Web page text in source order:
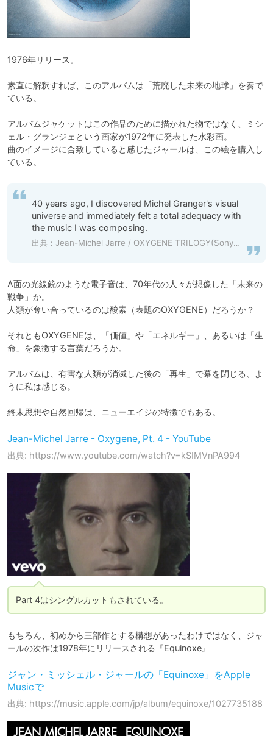
1976年リリース。
素直に解釈すれば、このアルバムは「荒廃した未来の地球」を奏で
ている。
アルバムジャケットはこの作品のために描かれた物ではなく、ミシ
ェル・グランジェという画家が1972年に発表した水彩画。
曲のイメージに合致していると感じたジャールは、この絵を購入し
ている。
40 years ago, I discovered Michel Granger's visual
universe and immediately felt a total adequacy with
the music I was composing.
出典：Jean-Michel Jarre / OXYGENE TRILOGY(Sony Music)ライナーノーツより
A面の光線銃のような電子音は、70年代の人々が想像した「未来の
戦争」か。
人類が奪い合っているのは酸素（表題のOXYGENE）だろうか？
それともOXYGENEは、「価値」や「エネルギー」、あるいは「生
命」を象徴する言葉だろうか。
アルバムは、有害な人類が消滅した後の「再生」で幕を閉じる、よ
うに私は感じる。
終末思想や自然回帰は、ニューエイジの特徴でもある。
Jean-Michel Jarre - Oxygene, Pt. 4 - YouTube
出典: https://www.youtube.com/watch?v=kSIMVnPA994
Part 4はシングルカットもされている。
もちろん、初めから三部作とする構想があったわけではなく、ジャ
ールの次作は1978年にリリースされる『Equinoxe』
‎ジャン・ミッシェル・ジャールの「Equinoxe」をApple
Musicで
出典: https://music.apple.com/jp/album/equinoxe/1027735188